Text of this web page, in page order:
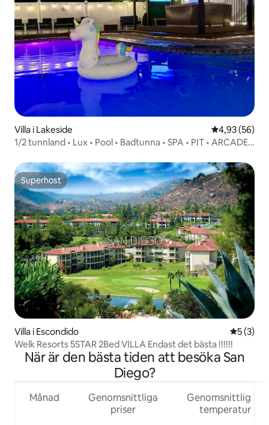
Villa i Lakeside 4,93 av 5 i
4,93 (56)
1/2 tunnland • Lux • Pool • Badtunna • SPA • PIT • ARCADE •
Superhost
Superhost
Villa i Escondido 5 av 5 i
5 (3)
Welk Resorts 5STAR 2Bed VILLA Endast det bästa !!!!!!
När är den bästa tiden att besöka San
Diego?
Månad
Genomsnittliga
priser
Genomsnittlig
temperatur